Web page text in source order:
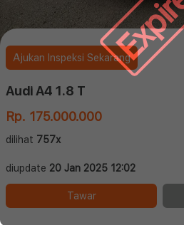
Ajukan Inspeksi Sekarang
Audi A4 1.8 T
Rp. 175.000.000
dilihat 757x
diupdate 20 Jan 2025 12:02
Tawar